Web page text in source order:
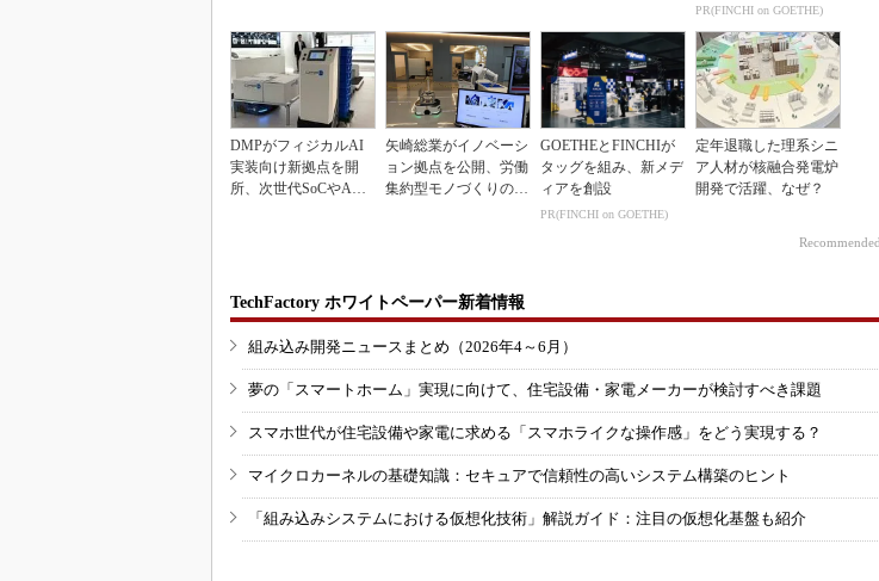
PR(FINCHI on GOETHE)
DMPがフィジカルAI
実装向け新拠点を開
所、次世代SoCやAM
矢崎総業がイノベーシ
ョン拠点を公開、労働
集約型モノづくりのス
GOETHEとFINCHIが
タッグを組み、新メデ
ィアを創設
PR(FINCHI on GOETHE)
定年退職した理系シニ
ア人材が核融合発電炉
開発で活躍、なぜ？
TechFactory ホワイトペーパー新着情報
組み込み開発ニュースまとめ（2026年4～6月）
夢の「スマートホーム」実現に向けて、住宅設備・家電メーカーが検討すべき課題
スマホ世代が住宅設備や家電に求める「スマホライクな操作感」をどう実現する？
マイクロカーネルの基礎知識：セキュアで信頼性の高いシステム構築のヒント
「組み込みシステムにおける仮想化技術」解説ガイド：注目の仮想化基盤も紹介